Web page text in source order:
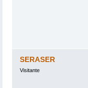
SERASER
Visitante